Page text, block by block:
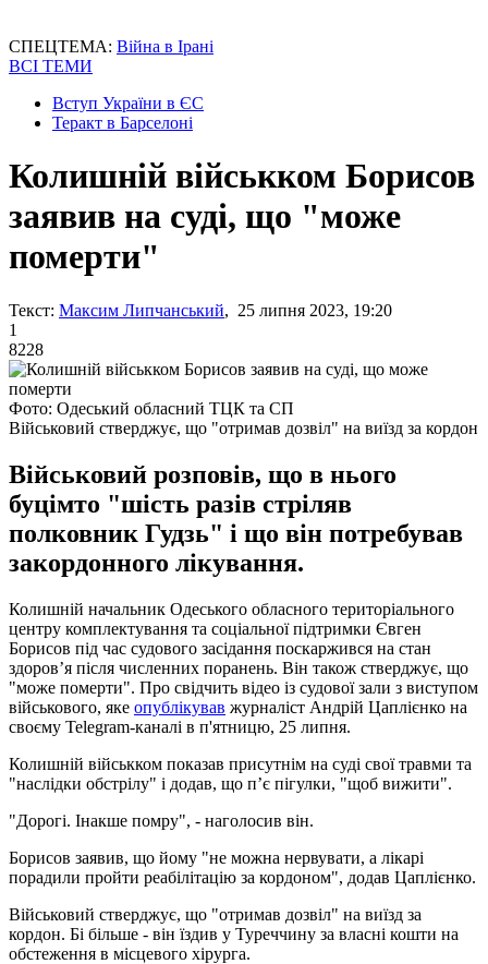
СПЕЦТЕМА: Війна в Ірані
ВСІ ТЕМИ
Вступ України в ЄС
Теракт в Барселоні
Колишній військком Борисов
заявив на суді, що "може
померти"
Текст: Максим Липчанський, 25 липня 2023, 19:20
1
8228
Фото: Одеський обласний ТЦК та СП
Військовий стверджує, що "отримав дозвіл" на виїзд за кордон
Військовий розповів, що в нього
буцімто "шість разів стріляв
полковник Гудзь" і що він потребував
закордонного лікування.
Колишній начальник Одеського обласного територіального
центру комплектування та соціальної підтримки Євген
Борисов під час судового засідання поскаржився на стан
здоров’я після численних поранень. Він також стверджує, що
"може померти". Про свідчить відео із судової зали з виступом
військового, яке опублікував журналіст Андрій Цаплієнко на
своєму Telegram-каналі в п'ятницю, 25 липня.
Колишній військком показав присутнім на суді свої травми та
"наслідки обстрілу" і додав, що п’є пігулки, "щоб вижити".
"Дорогі. Інакше помру", - наголосив він.
Борисов заявив, що йому "не можна нервувати, а лікарі
порадили пройти реабілітацію за кордоном", додав Цаплієнко.
Військовий стверджує, що "отримав дозвіл" на виїзд за
кордон. Бі більше - він їздив у Туреччину за власні кошти на
обстеження в місцевого хірурга.